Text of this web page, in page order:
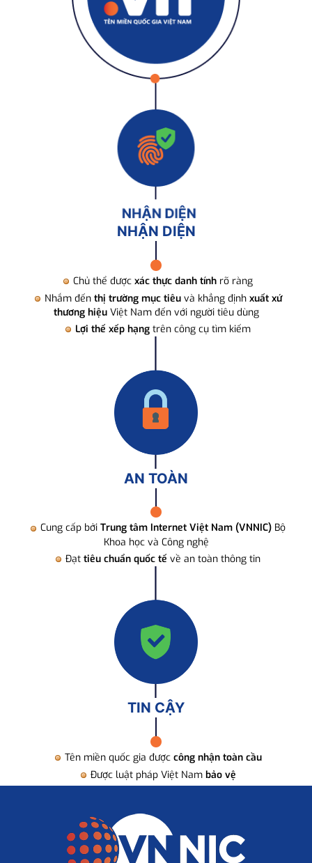
NHẬN DIỆN
Chủ thể được xác thực danh tính rõ ràng
Nhắm đến thị trường mục tiêuvà khẳng định xuất xứ
thương hiệuViệt Nam đến với người tiêu dùng
Lợi thế xếp hạng trên công cụ tìm kiếm
AN TOÀN
Cung cấp bởi Trung tâm Internet Việt Nam (VNNIC) Bộ
Khoa học và Công nghệ
Đạt tiêu chuẩn quốc tế về an toàn thông tin
TIN CẬY
Tên miền quốc gia được công nhận toàn cầu
Được luật pháp Việt Nam bảo vệ